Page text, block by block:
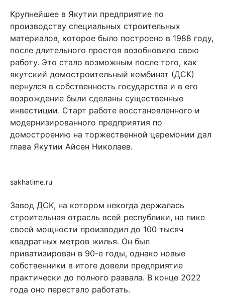
Крупнейшее в Якутии предприятие по
производству специальных строительных
материалов, которое было построено в 1988 году,
после длительного простоя возобновило свою
работу. Это стало возможным после того, как
якутский домостроительный комбинат (ДСК)
вернулся в собственность государства и в его
возрождение были сделаны существенные
инвестиции. Старт работе восстановленного и
модернизированного предприятия по
домостроению на торжественной церемонии дал
глава Якутии Айсен Николаев.
sakhatime.ru
Завод ДСК, на котором некогда держалась
строительная отрасль всей республики, на пике
своей мощности производил до 100 тысяч
квадратных метров жилья. Он был
приватизирован в 90-е годы, однако новые
собственники в итоге довели предприятие
практически до полного развала. В конце 2022
года оно перестало работать.